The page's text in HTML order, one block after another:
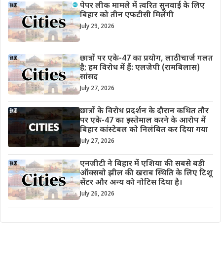
पेपर लीक मामले में त्वरित सुनवाई के लिए
बिहार को तीन एफटीसी मिलेंगी
July 29, 2026
छात्रों पर एके-47 का प्रयोग, लाठीचार्ज गलत
है; हम विरोध में हैं: एलजेपी (रामबिलास)
सांसद
July 27, 2026
छात्रों के विरोध प्रदर्शन के दौरान कथित तौर
पर एके-47 का इस्तेमाल करने के आरोप में
बिहार कांस्टेबल को निलंबित कर दिया गया
July 27, 2026
एनजीटी ने बिहार में एशिया की सबसे बड़ी
ऑक्सबो झील की खराब स्थिति के लिए टिशू
सेंटर और अन्य को नोटिस दिया है।
July 26, 2026